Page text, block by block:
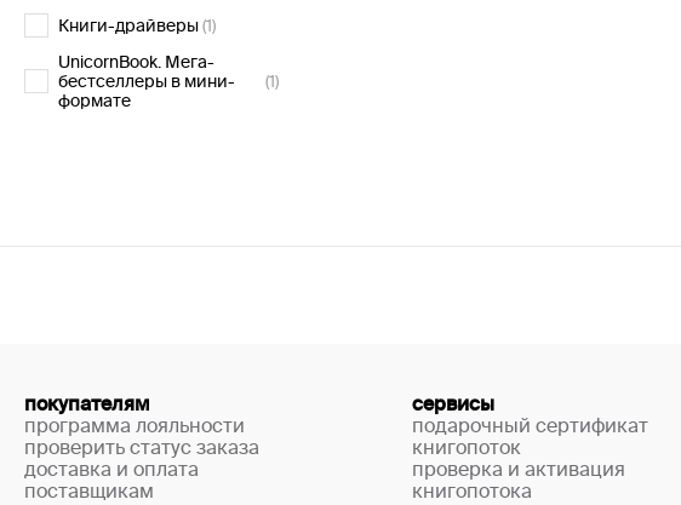
Книги-драйверы(1)
UnicornBook. Мега-
бестселлеры в мини-
формате
(1)
покупателям
программа лояльности
проверить статус заказа
доставка и оплата
поставщикам
сервисы
подарочный сертификат
книгопоток
проверка и активация
книгопотока